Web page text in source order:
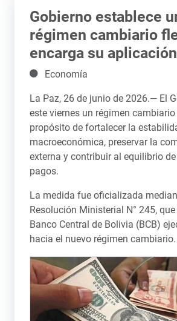
Gobierno establece
régimen cambiario
encarga su
Detalles
Economía
La Paz, 26 de junio de 2026.— El
este viernes un régimen
propósito de fortalecer la
macroeconómica, preservar la
externa y contribuir al equilibrio
pagos.
La medida fue oficializada
Resolución Ministerial N° 245,
Banco Central de Bolivia (BCB)
hacia el nuevo régimen cambiario.